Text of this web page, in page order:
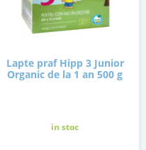
Lapte praf Hipp 3 Junior
Organic de la 1 an 500 g
in stoc